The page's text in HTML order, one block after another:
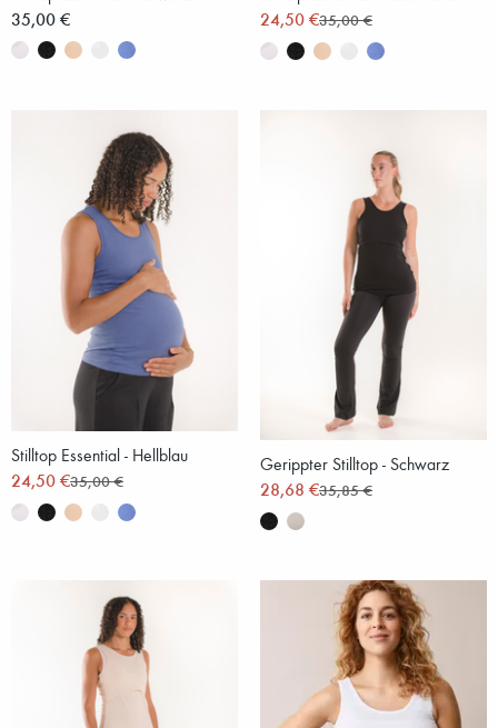
35,00 € 24,50 €35,00 €
Stilltop Essential - Hellblau
24,50 €35,00 €
Gerippter Stilltop - Schwarz
28,68 €35,85 €